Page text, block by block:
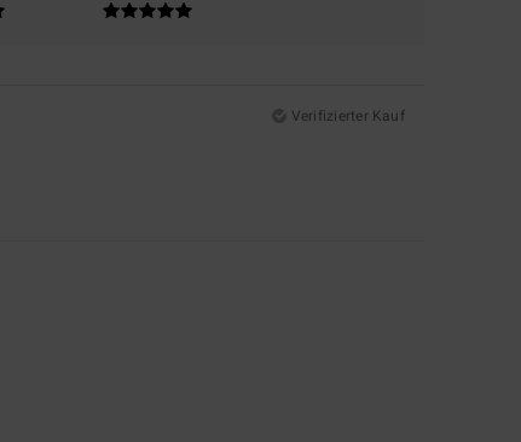
Verifizierter Kauf